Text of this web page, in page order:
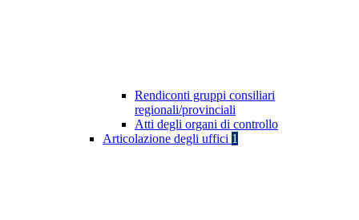
Rendiconti gruppi consiliari
regionali/provinciali
Atti degli organi di controllo
Articolazione degli uffici 1